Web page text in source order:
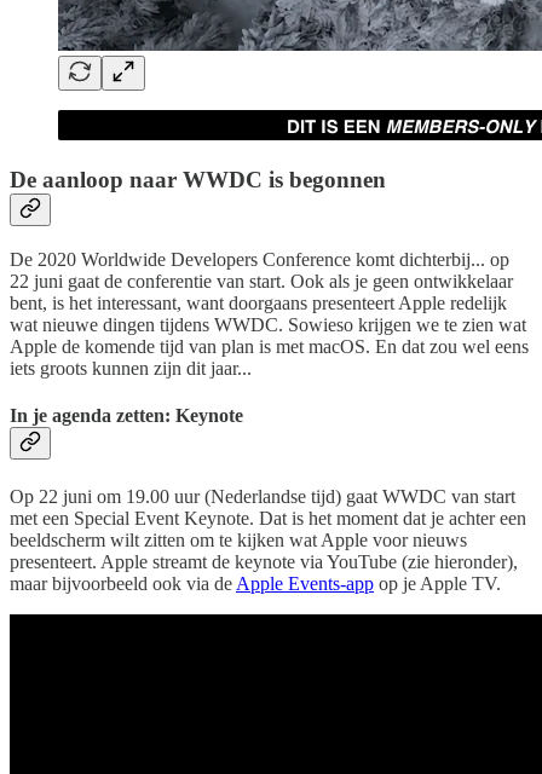
De aanloop naar WWDC is begonnen
De 2020 Worldwide Developers Conference komt dichterbij... op
22 juni gaat de conferentie van start. Ook als je geen ontwikkelaar
bent, is het interessant, want doorgaans presenteert Apple redelijk
wat nieuwe dingen tijdens WWDC. Sowieso krijgen we te zien wat
Apple de komende tijd van plan is met macOS. En dat zou wel eens
iets groots kunnen zijn dit jaar...
In je agenda zetten: Keynote
Op 22 juni om 19.00 uur (Nederlandse tijd) gaat WWDC van start
met een Special Event Keynote. Dat is het moment dat je achter een
beeldscherm wilt zitten om te kijken wat Apple voor nieuws
presenteert. Apple streamt de keynote via YouTube (zie hieronder),
maar bijvoorbeeld ook via de Apple Events-app op je Apple TV.